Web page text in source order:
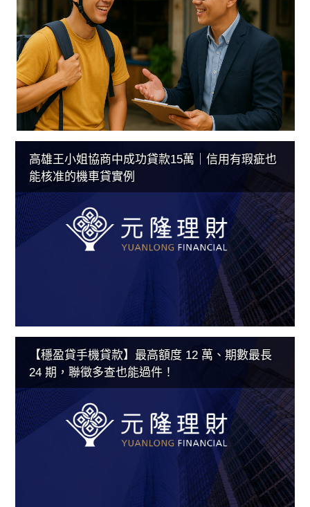
高雄王小姐協商中成功貸款15萬｜信用有瑕疵也
能核准的機車貸實例
【穩盈貸手機貸款】最高額度 12 萬、期數最長
24 期，聯徵多查也能過件！